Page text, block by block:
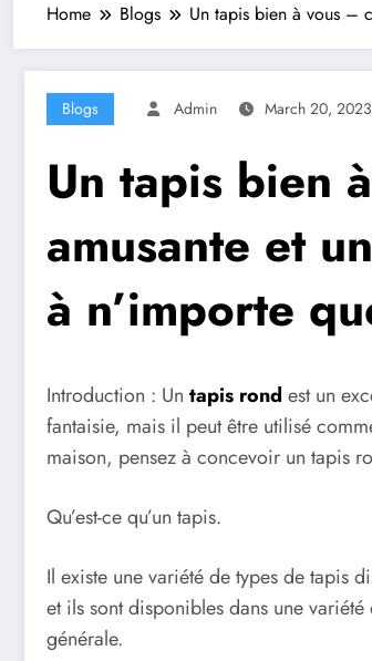
Home Blogs Un tapis bien à vous –
Blogs Admin March 20, 2023
Un tapis bien
amusante et
à n’importe
Introduction : Un tapis rond est un
fantaisie, mais il peut être utilisé
maison, pensez à concevoir un tapis
Qu’est-ce qu’un tapis.
Il existe une variété de types de tapis
et ils sont disponibles dans une
générale.